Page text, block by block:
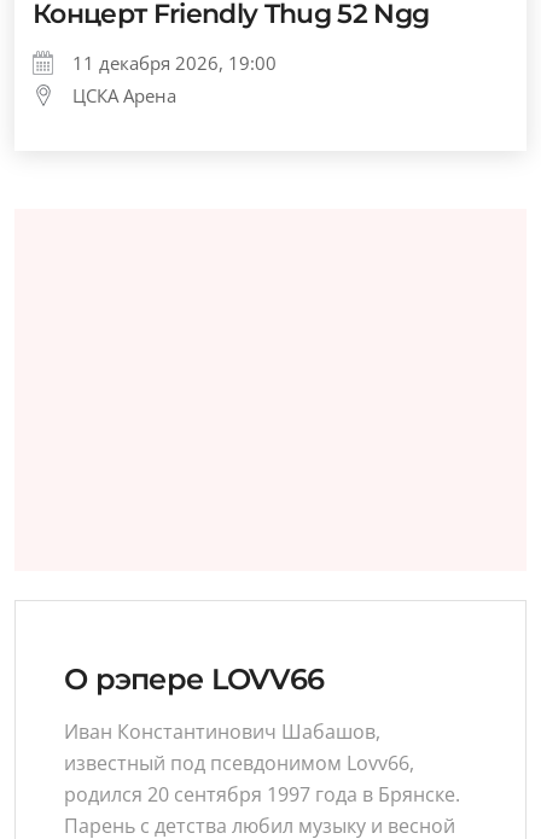
Концерт Friendly Thug 52 Ngg
11 декабря 2026, 19:00
ЦСКА Арена
О рэпере LOVV66
Иван Константинович Шабашов,
известный под псевдонимом Lovv66,
родился 20 сентября 1997 года в Брянске.
Парень с детства любил музыку и весной